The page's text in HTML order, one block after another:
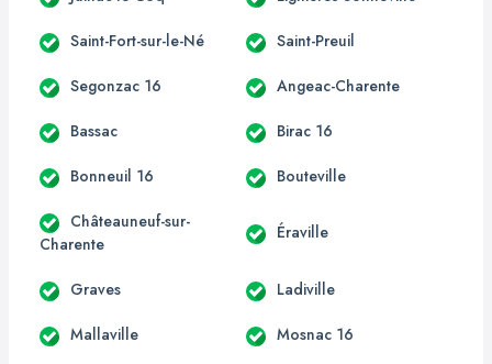
Saint-Fort-sur-le-Né Saint-Preuil
Segonzac 16 Angeac-Charente
Bassac Birac 16
Bonneuil 16 Bouteville
Châteauneuf-sur-
Charente
Éraville
Graves Ladiville
Mallaville Mosnac 16